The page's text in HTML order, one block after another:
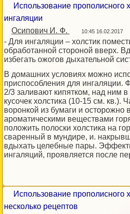
Использование прополисного
ингаляции
Осипович И. Ф.
10:45 16.02.2017
- Для ингаляции – холстик
обработанной стороной вверх.
избегать ожогов дыхательной
В домашних условиях можно
приспособления для ингаляции.
2/3 заливают кипятком, над ним в
кусочек холстика (10-15 см. кв.).
воронкой из бумаги и
ароматическими веществами
положить полоски холстика на
сваренный в мундире, и.
вдыхать целебные пары.
ингаляций, проявляется после
Использование прополисного
несколько рецептов